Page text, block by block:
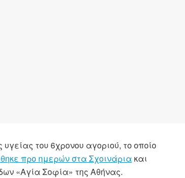
του 6χρονου αγοριού, το οποίο
προ ημερών στα Σχοινάρια και
«Αγία Σοφία» της Αθήνας.